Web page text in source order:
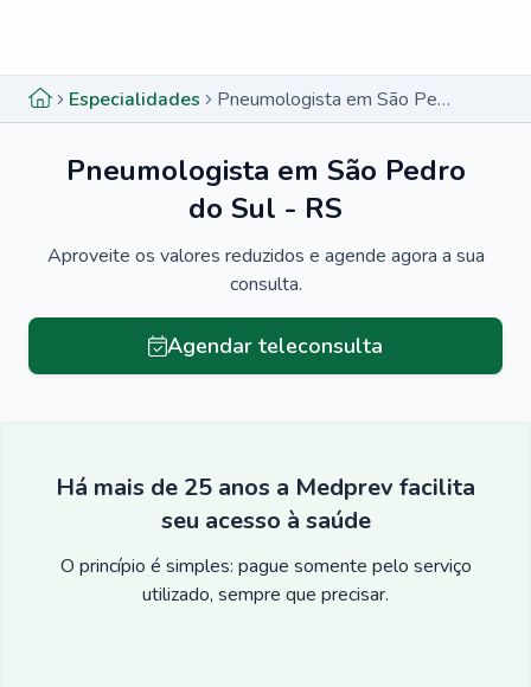
Especialidades Pneumologista em São Pedro do Sul - RS
Pneumologista em São Pedro
do Sul - RS
Aproveite os valores reduzidos e agende agora a sua
consulta.
Agendar teleconsulta
Há mais de 25 anos a Medprev facilita
seu acesso à saúde
O princípio é simples: pague somente pelo serviço
utilizado, sempre que precisar.